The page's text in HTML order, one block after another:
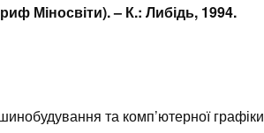
Міносвіти). – К.: Либідь, 1994.
та комп’ютерної графіки